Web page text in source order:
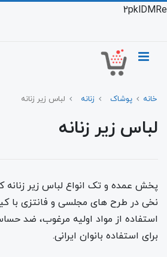
2pklDMRe
خانه پوشاک زنانه لباس زیر زنانه
لباس زیر زنانه
پخش عمده و تک انواع لباس زیر زنانه
نخی در طرح های مجلسی و فانتزی با
استفاده از مواد اولیه مرغوب، ضد
برای استفاده بانوان ایرانی.